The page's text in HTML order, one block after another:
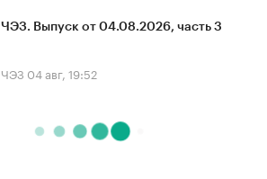
ЧЭЗ. Выпуск от 04.08.2026, часть 3
ЧЭЗ 04 авг, 19:52